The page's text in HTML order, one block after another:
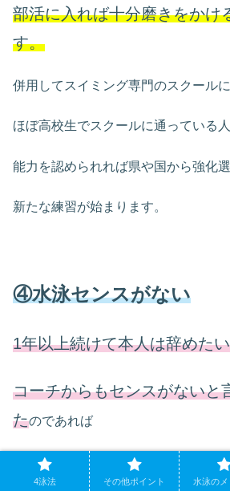
部活に入れば十分磨きをかけ
す。
併用してスイミング専門のスクール
ほぼ高校生でスクールに通っている
能力を認められれば県や国から強化
新たな練習が始まります。
④水泳センスがない
1年以上続けて本人は辞めた
コーチからもセンスがないと
たのであれば
辞めてOKです。
4泳法 その他ポイント 水泳のメ